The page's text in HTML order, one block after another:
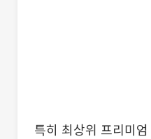
특히 최상위 프리미